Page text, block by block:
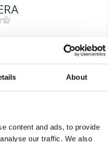
About
content and ads, to provide
our traffic. We also